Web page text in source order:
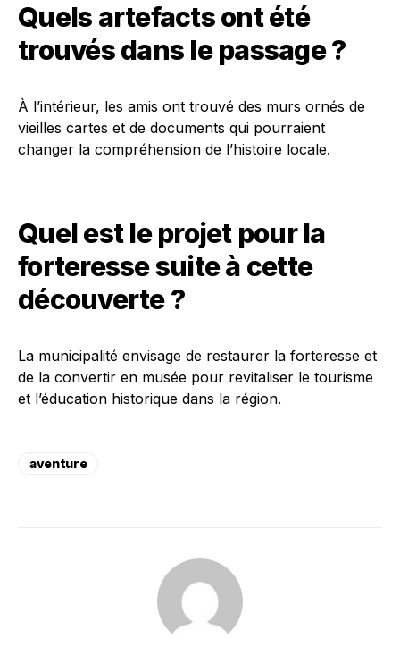
Quels artefacts ont été
trouvés dans le passage ?
À l’intérieur, les amis ont trouvé des murs ornés de
vieilles cartes et de documents qui pourraient
changer la compréhension de l’histoire locale.
Quel est le projet pour la
forteresse suite à cette
découverte ?
La municipalité envisage de restaurer la forteresse et
de la convertir en musée pour revitaliser le tourisme
et l’éducation historique dans la région.
aventure